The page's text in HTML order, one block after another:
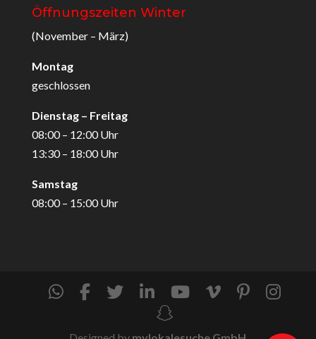
Öffnungszeiten Winter
(November – März)
Montag
geschlossen
Dienstag – Freitag
08:00 – 12:00 Uhr
13:30 – 18:00 Uhr
Samstag
08:00 – 15:00 Uhr